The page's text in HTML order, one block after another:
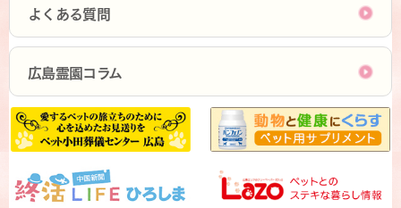
よくある質問
広島霊園コラム